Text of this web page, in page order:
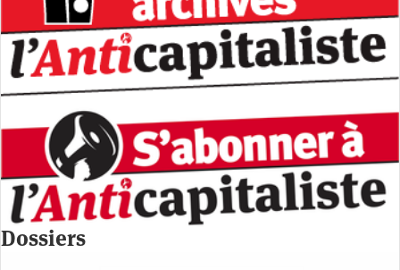
Dossiers